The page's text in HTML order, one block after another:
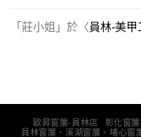
「 莊小姐 」於〈員林-美
歐昇窗簾-員林店 彰化窗
員林窗簾、溪湖窗簾、埔心窗